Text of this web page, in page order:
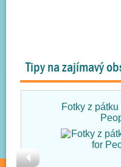
Tipy na zajímavý
Fotky z